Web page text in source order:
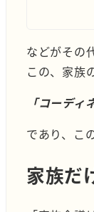
などがその
この、家族
「コーディ
であり、こ
家族だ